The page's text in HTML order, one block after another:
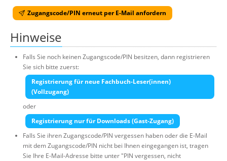
Zugangscode/PIN erneut per E-Mail anfordern
Hinweise
Falls Sie noch keinen Zugangscode/PIN besitzen, dann registrieren
Sie sich bitte zuerst:
Registrierung für neue Fachbuch-Leser(innen)
(Vollzugang)
oder
Registrierung nur für Downloads (Gast-Zugang)
Falls Sie ihren Zugangscode/PIN vergessen haben oder die E-Mail
mit dem Zugangscode/PIN nicht bei Ihnen eingegangen ist, tragen
Sie Ihre E-Mail-Adresse bitte unter "PIN vergessen, nicht